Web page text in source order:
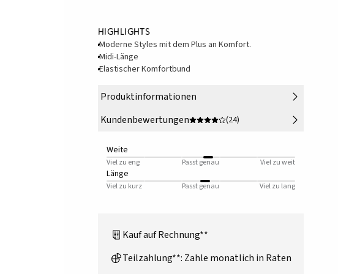
Highlights
Moderne Styles mit dem Plus an Komfort.
Midi-Länge
Elastischer Komfortbund
Produktinformationen
Kundenbewertungen
(24)
Weite
Viel zu eng Passt genau Viel zu weit
Länge
Viel zu kurz Passt genau Viel zu lang
Kauf auf Rechnung**
Teilzahlung**: Zahle monatlich in Raten